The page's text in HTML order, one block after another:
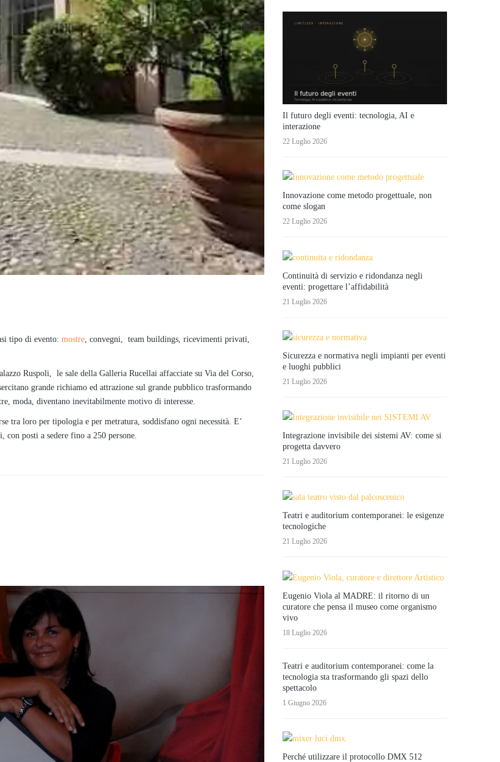
tipo di evento: mostre, convegni, team buildings, ricevimenti privati,
Ruspoli, le sale della Galleria Rucellai affacciate su Via del Corso,
grande richiamo ed attrazione sul grande pubblico trasformando
moda, diventano inevitabilmente motivo di interesse.
tra loro per tipologia e per metratura, soddisfano ogni necessità. E’
con posti a sedere fino a 250 persone.
Il futuro degli eventi: tecnologia, AI e
interazione
22 Luglio 2026
Innovazione come metodo progettuale, non
come slogan
22 Luglio 2026
Continuità di servizio e ridondanza negli
eventi: progettare l’affidabilità
21 Luglio 2026
Sicurezza e normativa negli impianti per eventi
e luoghi pubblici
21 Luglio 2026
Integrazione invisibile dei sistemi AV: come si
progetta davvero
21 Luglio 2026
Teatri e auditorium contemporanei: le esigenze
tecnologiche
21 Luglio 2026
Eugenio Viola al MADRE: il ritorno di un
curatore che pensa il museo come organismo
vivo
18 Luglio 2026
Teatri e auditorium contemporanei: come la
tecnologia sta trasformando gli spazi dello
spettacolo
1 Giugno 2026
Perché utilizzare il protocollo DMX 512